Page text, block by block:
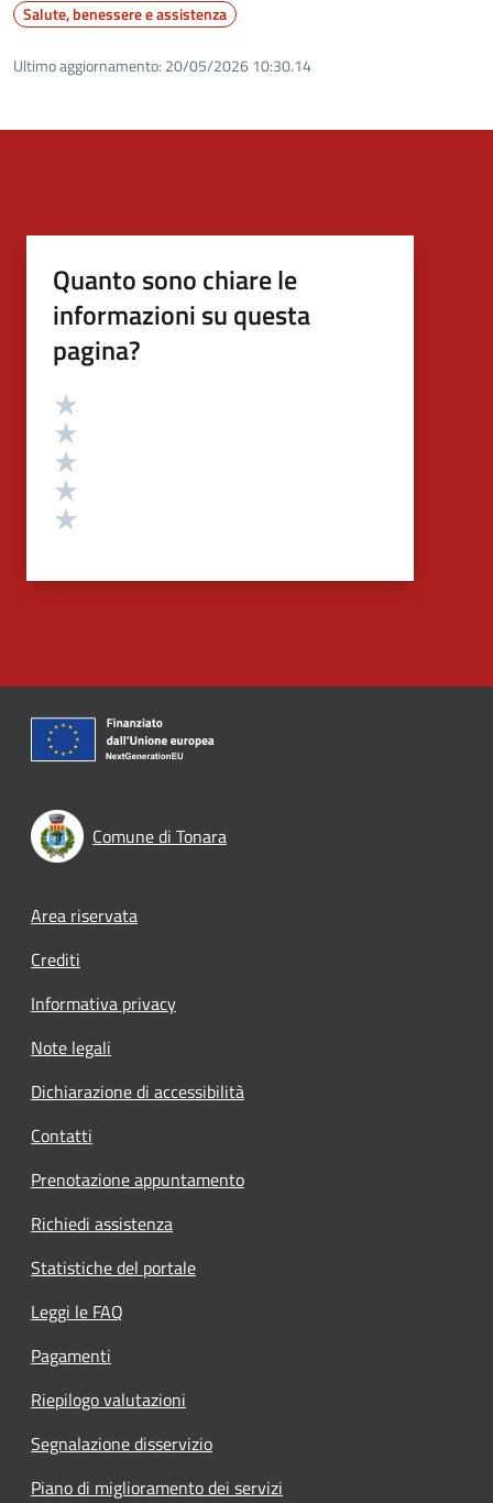
Salute, benessere e assistenza
Ultimo aggiornamento: 20/05/2026 10:30.14
Quanto sono chiare le
informazioni su questa
pagina?
Valutazione
Comune di Tonara
Footer menu
Area riservata
Crediti
Informativa privacy
Note legali
Dichiarazione di accessibilità
Contatti
Prenotazione appuntamento
Richiedi assistenza
Statistiche del portale
Leggi le FAQ
Pagamenti
Riepilogo valutazioni
Segnalazione disservizio
Piano di miglioramento dei servizi